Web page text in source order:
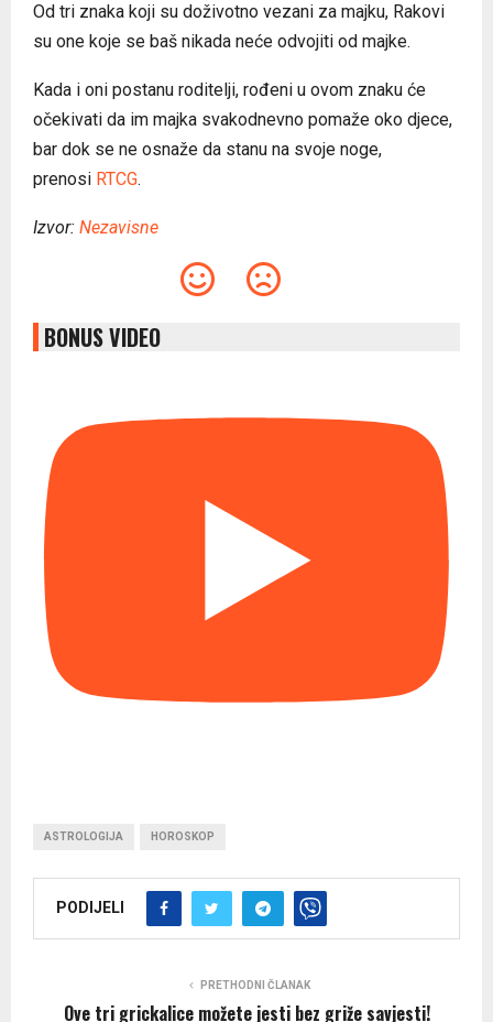
Od tri znaka koji su doživotno vezani za majku, Rakovi
su one koje se baš nikada neće odvojiti od majke.
Kada i oni postanu roditelji, rođeni u ovom znaku će
očekivati da im majka svakodnevno pomaže oko djece,
bar dok se ne osnaže da stanu na svoje noge,
prenosi RTCG.
Izvor: Nezavisne
BONUS VIDEO
ASTROLOGIJA HOROSKOP
PODIJELI
PRETHODNI ČLANAK
Ove tri grickalice možete jesti bez griže savjesti!